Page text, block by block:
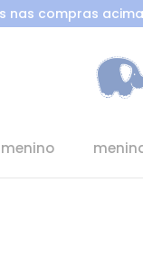
nas compras
menino